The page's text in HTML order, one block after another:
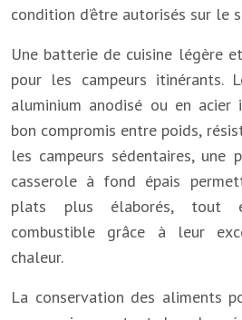
condition d’être autorisés sur le
Une batterie de cuisine légère
pour les campeurs itinérants.
aluminium anodisé ou en
bon compromis entre poids,
les campeurs sédentaires,
casserole à fond épais
plats plus élaborés, tout
combustible grâce à leur
chaleur.
La conservation des aliments